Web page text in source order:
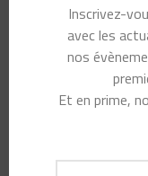
astuces et
boîte mail.
Vous
être
Inscrivez-
avec les
nos
Et en prime,